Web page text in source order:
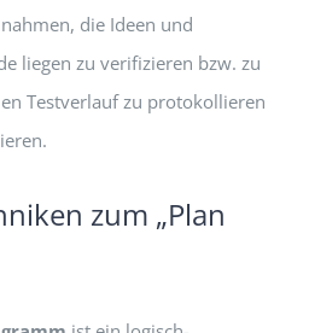
die Ideen und
liegen zu verifizieren bzw. zu
Testverlauf zu proto­kollieren
zum „Plan